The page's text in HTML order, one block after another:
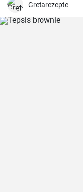
Gretarezepte